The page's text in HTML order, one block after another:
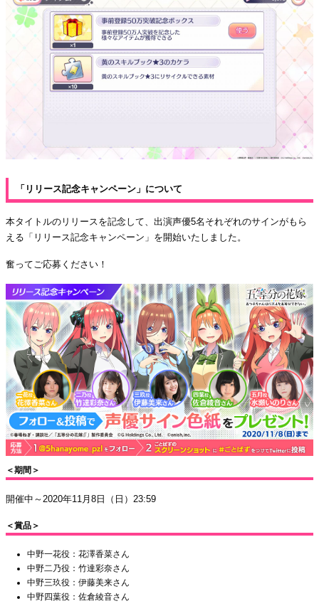
「リリース記念キャンペーン」について
本タイトルのリリースを記念して、出演声優5名それぞれのサインがもら
える「リリース記念キャンペーン」を開始いたしました。
奮ってご応募ください！
＜期間＞
開催中～2020年11月8日（日）23:59
＜賞品＞
中野一花役：花澤香菜さん
中野二乃役：竹達彩奈さん
中野三玖役：伊藤美来さん
中野四葉役：佐倉綾音さん